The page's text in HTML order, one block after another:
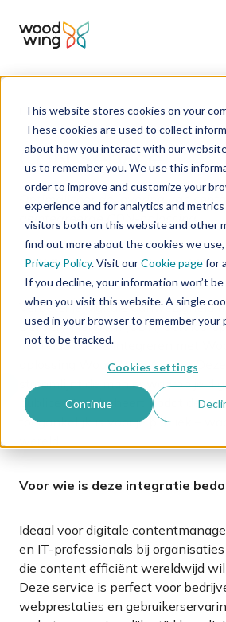
This website stores cookies on your
These cookies are used to collect
about how you interact with our
us to remember you. We use this
order to improve and customize your
experience and for analytics and
visitors both on this website and other
find out more about the cookies we
Privacy Policy. Visit ourCookie pagefor
If you decline, your information won’t
when you visit this website. A single
used in your browser to remember your
not to be tracked.
Cookies settings
Continue
Home Integraties Marktplaats
CDN Service
Optimaliseer de levering van
geïntegreerde CDN-oplossing.
CDN Service integratie met
Verbeter je digitale aanwezigheid
Delivery Network (CDN) Service,
om naadloos te integreren met
oplossing WoodWing Assets.
stroomlijnt de manier waarop je
publiceert en beheert, zodat deze
toegankelijk is voor je publiek –
Voor wie is deze integratie
Ideaal voor digitale
en IT-professionals bij
die content efficiënt wereldwijd
Deze service is perfect voor
webprestaties en